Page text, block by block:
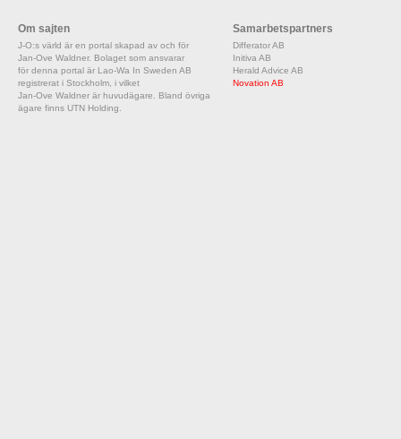
Om sajten
J-O:s värld är en portal skapad av och för
Jan-Ove Waldner. Bolaget som ansvarar
för denna portal är Lao-Wa In Sweden AB
registrerat i Stockholm, i vilket
Jan-Ove Waldner är huvudägare. Bland övriga
ägare finns UTN Holding.
Samarbetspartners
Differator AB
Initiva AB
Herald Advice AB
Novation AB